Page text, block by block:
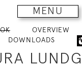
MENU
OVERVIEW
DOWNLOADS